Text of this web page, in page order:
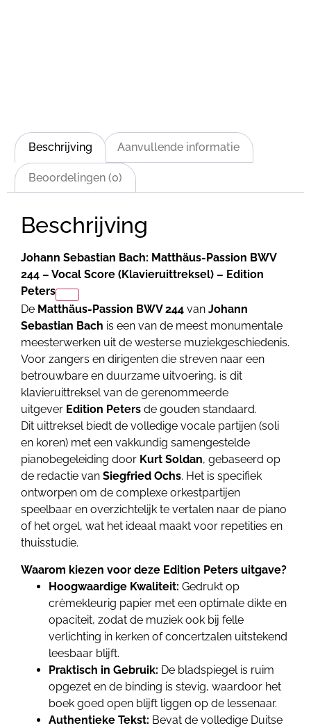
Beschrijving Aanvullende informatie
Beoordelingen (0)
Beschrijving
Johann Sebastian Bach: Matthäus-Passion BWV
244 – Vocal Score (Klavieruittreksel) – Edition
Peters
De Matthäus-Passion BWV 244 van Johann
Sebastian Bach is een van de meest monumentale
meesterwerken uit de westerse muziekgeschiedenis.
Voor zangers en dirigenten die streven naar een
betrouwbare en duurzame uitvoering, is dit
klavieruittreksel van de gerenommeerde
uitgever Edition Peters de gouden standaard.
Dit uittreksel biedt de volledige vocale partijen (soli
en koren) met een vakkundig samengestelde
pianobegeleiding door Kurt Soldan, gebaseerd op
de redactie van Siegfried Ochs. Het is specifiek
ontworpen om de complexe orkestpartijen
speelbaar en overzichtelijk te vertalen naar de piano
of het orgel, wat het ideaal maakt voor repetities en
thuisstudie.
Waarom kiezen voor deze Edition Peters uitgave?
Hoogwaardige Kwaliteit: Gedrukt op
crèmekleurig papier met een optimale dikte en
opaciteit, zodat de muziek ook bij felle
verlichting in kerken of concertzalen uitstekend
leesbaar blijft.
Praktisch in Gebruik: De bladspiegel is ruim
opgezet en de binding is stevig, waardoor het
boek goed open blijft liggen op de lessenaar.
Authentieke Tekst: Bevat de volledige Duitse